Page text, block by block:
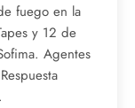
fuego en la
y 12 de
Agentes